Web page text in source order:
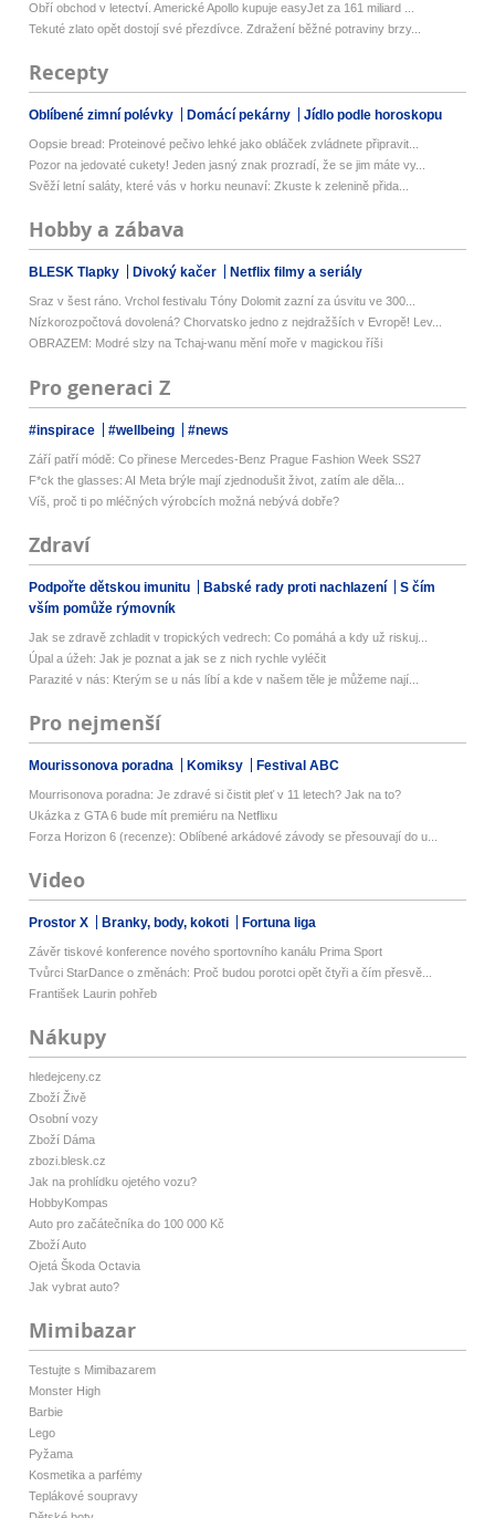
Obří obchod v letectví. Americké Apollo kupuje easyJet za 161 miliard ...
Tekuté zlato opět dostojí své přezdívce. Zdražení běžné potraviny brzy...
Recepty
Oblíbené zimní polévky Domácí pekárny Jídlo podle horoskopu
Oopsie bread: Proteinové pečivo lehké jako obláček zvládnete připravit...
Pozor na jedovaté cukety! Jeden jasný znak prozradí, že se jim máte vy...
Svěží letní saláty, které vás v horku neunaví: Zkuste k zelenině přida...
Hobby a zábava
BLESK Tlapky Divoký kačer Netflix filmy a seriály
Sraz v šest ráno. Vrchol festivalu Tóny Dolomit zazní za úsvitu ve 300...
Nízkorozpočtová dovolená? Chorvatsko jedno z nejdražších v Evropě! Lev...
OBRAZEM: Modré slzy na Tchaj-wanu mění moře v magickou říši
Pro generaci Z
#inspirace #wellbeing #news
Září patří módě: Co přinese Mercedes-Benz Prague Fashion Week SS27
F*ck the glasses: AI Meta brýle mají zjednodušit život, zatím ale děla...
Víš, proč ti po mléčných výrobcích možná nebývá dobře?
Zdraví
Podpořte dětskou imunitu Babské rady proti nachlazení
S čím
vším pomůže rýmovník
Jak se zdravě zchladit v tropických vedrech: Co pomáhá a kdy už riskuj...
Úpal a úžeh: Jak je poznat a jak se z nich rychle vyléčit
Parazité v nás: Kterým se u nás líbí a kde v našem těle je můžeme nají...
Pro nejmenší
Mourissonova poradna Komiksy Festival ABC
Mourrisonova poradna: Je zdravé si čistit pleť v 11 letech? Jak na to?
Ukázka z GTA 6 bude mít premiéru na Netflixu
Forza Horizon 6 (recenze): Oblíbené arkádové závody se přesouvají do u...
Video
Prostor X Branky, body, kokoti Fortuna liga
Závěr tiskové konference nového sportovního kanálu Prima Sport
Tvůrci StarDance o změnách: Proč budou porotci opět čtyři a čím přesvě...
František Laurin pohřeb
Nákupy
hledejceny.cz
Zboží Živě
Osobní vozy
Zboží Dáma
zbozi.blesk.cz
Jak na prohlídku ojetého vozu?
HobbyKompas
Auto pro začátečníka do 100 000 Kč
Zboží Auto
Ojetá Škoda Octavia
Jak vybrat auto?
Mimibazar
Testujte s Mimibazarem
Monster High
Barbie
Lego
Pyžama
Kosmetika a parfémy
Teplákové soupravy